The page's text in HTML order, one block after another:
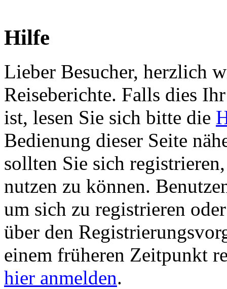
Hilfe
Lieber Besucher, herzlich
Reiseberichte. Falls dies
ist, lesen Sie sich bitte die
Bedienung dieser Seite
sollten Sie sich
nutzen zu können.
um sich zu registrieren
über den
einem früheren Zeitpunkt
hier anmelden.